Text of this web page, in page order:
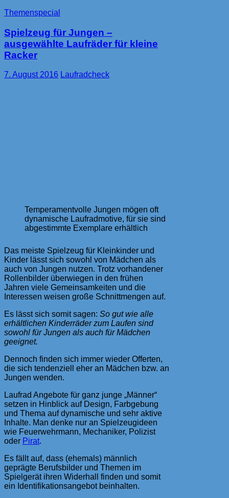
Themenspecial
Spielzeug für Jungen –
ausgewählte Laufräder für kleine
Racker
7. August 2016 Laufradcheck
Temperamentvolle Jungen mögen oft
dynamische Laufradmotive, für sie sind
abgestimmte Exemplare erhältlich
Das meiste Spielzeug für Kleinkinder und
Kinder lässt sich sowohl von Mädchen als
auch von Jungen nutzen. Trotz vorhandener
Rollenbilder überwiegen in den frühen
Jahren viele Gemeinsamkeiten und die
Interessen weisen große Schnittmengen auf.
Es lässt sich somit sagen: So gut wie alle
erhältlichen Kinderräder zum Laufen sind
sowohl für Jungen als auch für Mädchen
geeignet.
Dennoch finden sich immer wieder Offerten,
die sich tendenziell eher an Mädchen bzw. an
Jungen wenden.
Laufrad Angebote für ganz junge „Männer“
setzen in Hinblick auf Design, Farbgebung
und Thema auf dynamische und sehr aktive
Inhalte. Man denke nur an Spielzeugideen
wie Feuerwehrmann, Mechaniker, Polizist
oder Pirat.
Es fällt auf, dass (ehemals) männlich
geprägte Berufsbilder und Themen im
Spielgerät ihren Widerhall finden und somit
ein Identifikationsangebot beinhalten.